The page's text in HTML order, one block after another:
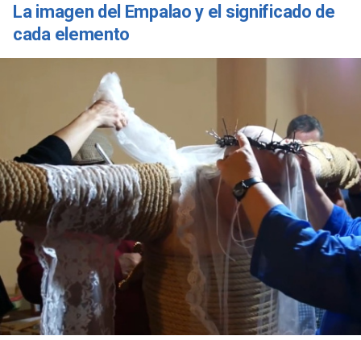
La imagen del Empalao y el significado de
cada elemento